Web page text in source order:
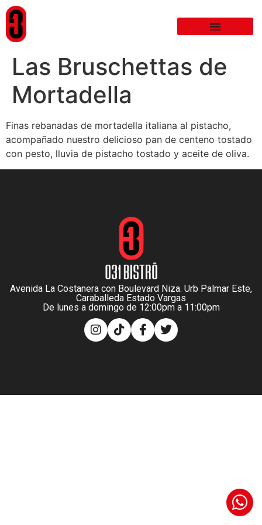
Las Bruschettas de
Mortadella
Finas rebanadas de mortadella italiana al pistacho,
acompañado nuestro delicioso pan de centeno tostado
con pesto, lluvia de pistacho tostado y aceite de oliva.
Avenida La Costanera con Boulevard Niza. Urb Palmar Este,
Caraballeda Estado Vargas
De lunes a domingo de 12:00pm a 11:00pm